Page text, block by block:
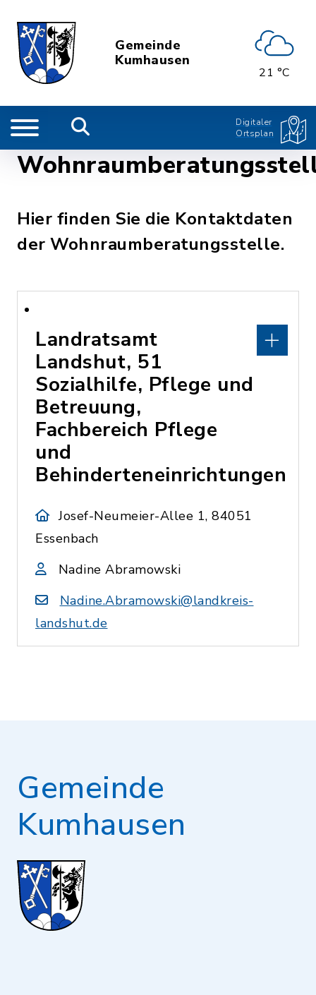
Gemeinde
Kumhausen
21 °C
Digitaler
Ortsplan
Hier finden Sie die Kontaktdaten
der Wohnraumberatungsstelle.
Landratsamt
Landshut, 51
Sozialhilfe, Pflege und
Betreuung,
Fachbereich Pflege
und
Behinderteneinrichtungen
Josef-Neumeier-Allee 1, 84051
Essenbach
Nadine Abramowski
Nadine.Abramowski@landkreis-
landshut.de
Gemeinde
Kumhausen